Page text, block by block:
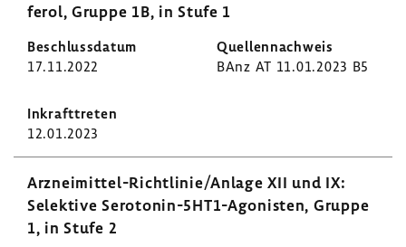
ferol, Gruppe 1B, in Stufe 1
17.11.2022 BAnz AT 11.01.2023 B5
12.01.2023
Arzneimittel-​Richtlinie/Anlage XII und IX:
Selek­tive Serotonin-​5HT1-Agonisten, Gruppe
1, in Stufe 2